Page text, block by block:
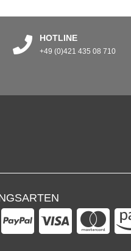
HOTLINE
+49 (0)421 435 08 710